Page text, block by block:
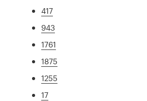
417
943
1761
1875
1255
17